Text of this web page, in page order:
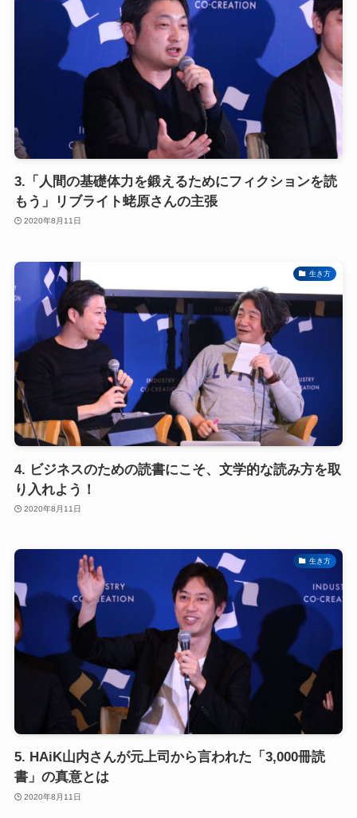
3.「人間の基礎体力を鍛えるためにフィクションを読
もう」リブライト蛯原さんの主張
2020年8月11日
生き方
4. ビジネスのための読書にこそ、文学的な読み方を取
り入れよう！
2020年8月11日
生き方
5. HAiK山内さんが元上司から言われた「3,000冊読
書」の真意とは
2020年8月11日